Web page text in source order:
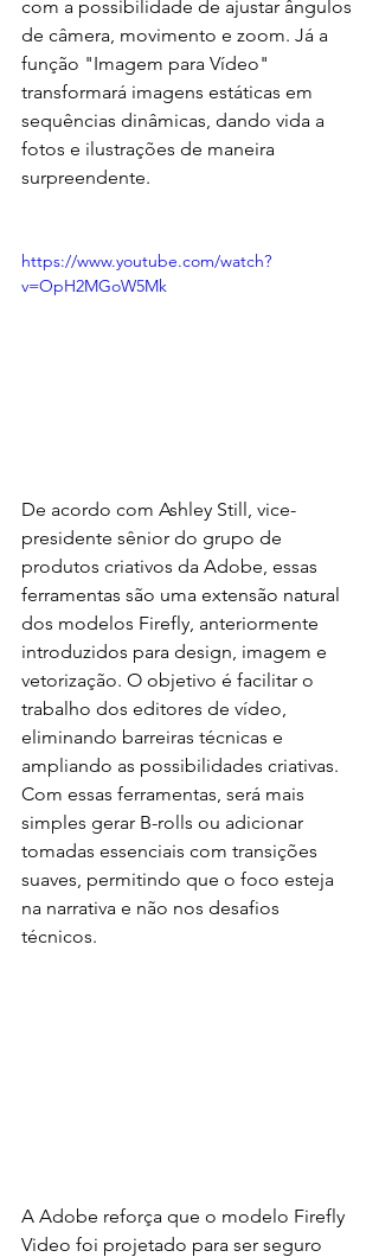
com a possibilidade de ajustar ângulos
de câmera, movimento e zoom. Já a
função "Imagem para Vídeo"
transformará imagens estáticas em
sequências dinâmicas, dando vida a
fotos e ilustrações de maneira
surpreendente.
https://www.youtube.com/watch?
v=OpH2MGoW5Mk
De acordo com Ashley Still, vice-
presidente sênior do grupo de
produtos criativos da Adobe, essas
ferramentas são uma extensão natural
dos modelos Firefly, anteriormente
introduzidos para design, imagem e
vetorização. O objetivo é facilitar o
trabalho dos editores de vídeo,
eliminando barreiras técnicas e
ampliando as possibilidades criativas.
Com essas ferramentas, será mais
simples gerar B-rolls ou adicionar
tomadas essenciais com transições
suaves, permitindo que o foco esteja
na narrativa e não nos desafios
técnicos.
A Adobe reforça que o modelo Firefly
Video foi projetado para ser seguro